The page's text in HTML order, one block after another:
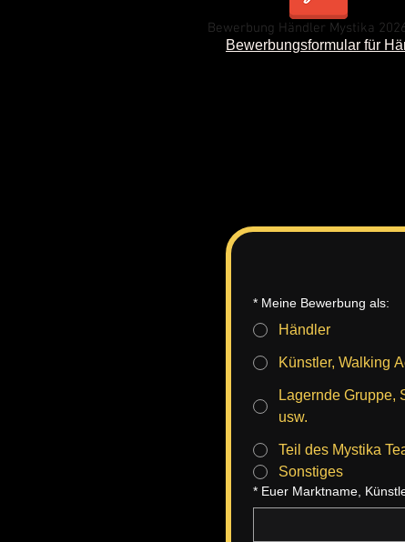
Bewerbung Händler Mystika
Bewerbungsformular für
* Meine Bewerbung als:
Händler
Künstler, Walking
Lagernde Gruppe,
usw.
Teil des Mystika
Sonstiges
* Euer Marktname,